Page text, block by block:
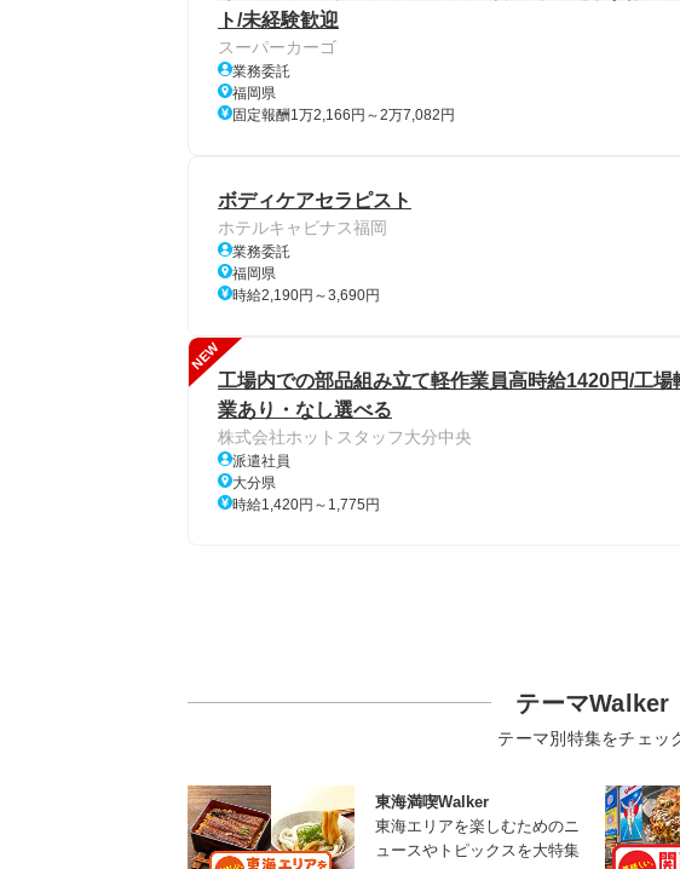
ト/未経験歓迎
スーパーカーゴ
業務委託
福岡県
固定報酬1万2,166円～2万7,082円
ボディケアセラピスト
ホテルキャビナス福岡
業務委託
福岡県
時給2,190円～3,690円
NEW
工場内での部品組み立て軽作業員高時給1420円/工
業あり・なし選べる
株式会社ホットスタッフ大分中央
派遣社員
大分県
時給1,420円～1,775円
テーマWalker
テーマ別特集をチェッ
東海満喫Walker
東海エリアを楽しむためのニ
ュースやトピックスを大特集